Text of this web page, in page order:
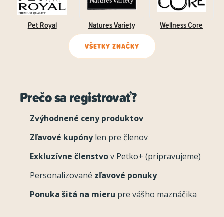
Pet Royal Natures Variety Wellness Core
VŠETKY ZNAČKY
Prečo sa registrovať?
Zvýhodnené ceny produktov
Zľavové kupónylen pre členov
Exkluzívne členstvov Petko+ (pripravujeme)
Personalizované zľavové ponuky
Ponuka šitá na mieru pre vášho maznáčika